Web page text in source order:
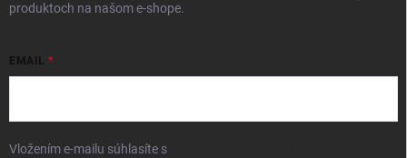
produktoch na našom e-shope.
EMAIL
Vložením e-mailu súhlasíte s